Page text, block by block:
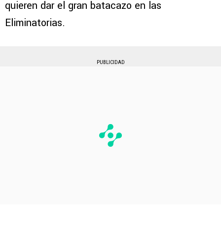
quieren dar el gran batacazo en las
Eliminatorias.
PUBLICIDAD